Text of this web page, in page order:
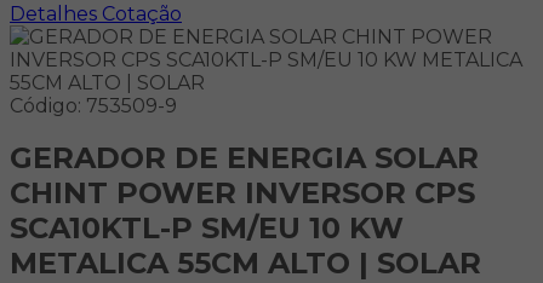
Detalhes Cotação
Código: 753509-9
GERADOR DE ENERGIA SOLAR
CHINT POWER INVERSOR CPS
SCA10KTL-P SM/EU 10 KW
METALICA 55CM ALTO | SOLAR